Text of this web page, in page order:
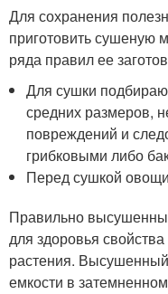
Для сохранения
приготовить сушеную
ряда правил ее
Для сушки
средних размеров,
повреждений и
грибковыми либо
Перед сушкой
Правильно
для здоровья
растения. Высушенный
емкости в